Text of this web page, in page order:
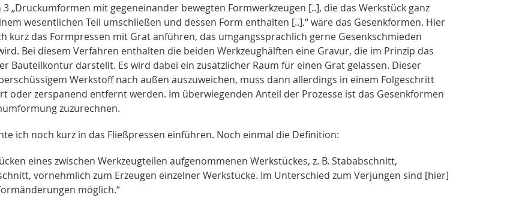
„Druckumformen mit gegeneinander bewegten Formwerkzeugen [..], die das Werkstück ganz
wesentlichen Teil umschließen und dessen Form enthalten [..].“ wäre das Gesenkformen. Hier
kurz das Formpressen mit Grat anführen, das umgangssprachlich gerne Gesenkschmieden
Bei diesem Verfahren enthalten die beiden Werkzeughälften eine Gravur, die im Prinzip das
Bauteilkontur darstellt. Es wird dabei ein zusätzlicher Raum für einen Grat gelassen. Dieser
Werkstoff nach außen auszuweichen, muss dann allerdings in einem Folgeschritt
oder zerspanend entfernt werden. Im überwiegenden Anteil der Prozesse ist das Gesenkformen
zuzurechnen.
ich noch kurz in das Fließpressen einführen. Noch einmal die Definition:
eines zwischen Werkzeugteilen aufgenommenen Werkstückes, z. B. Stababschnitt,
vornehmlich zum Erzeugen einzelner Werkstücke. Im Unterschied zum Verjüngen sind [hier]
möglich.“